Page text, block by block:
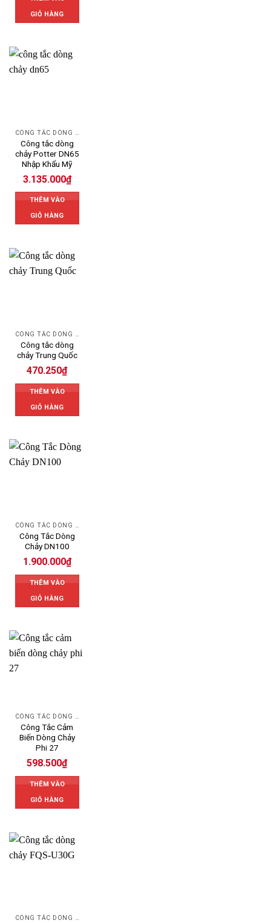
GIỎ HÀNG
Công tắc dòng
chảy Potter DN65
Nhập Khẩu Mỹ
3.135.000₫
THÊM VÀO
GIỎ HÀNG
Công tắc dòng
chảy Trung Quốc
470.250₫
THÊM VÀO
GIỎ HÀNG
Công Tắc Dòng
Chảy DN100
1.900.000₫
THÊM VÀO
GIỎ HÀNG
CÔNG TẮC DÒNG CHẢY
Công Tắc Cảm
Biến Dòng Chảy
Phi 27
598.500₫
THÊM VÀO
GIỎ HÀNG
CÔNG TẮC DÒNG CHẢY SAGINOMIYA